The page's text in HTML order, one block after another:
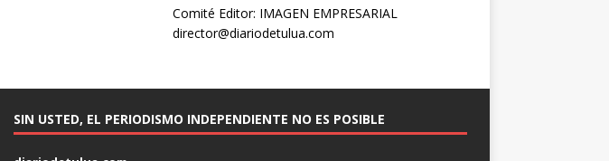
Comité Editor: IMAGEN EMPRESARIAL
director@diariodetulua.com
SIN USTED, EL PERIODISMO INDEPENDIENTE NO ES POSIBLE